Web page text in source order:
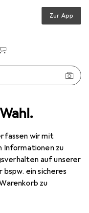
wir mit
Informationen zu
auf unserer
bspw. ein sicheres
zu
Zur App